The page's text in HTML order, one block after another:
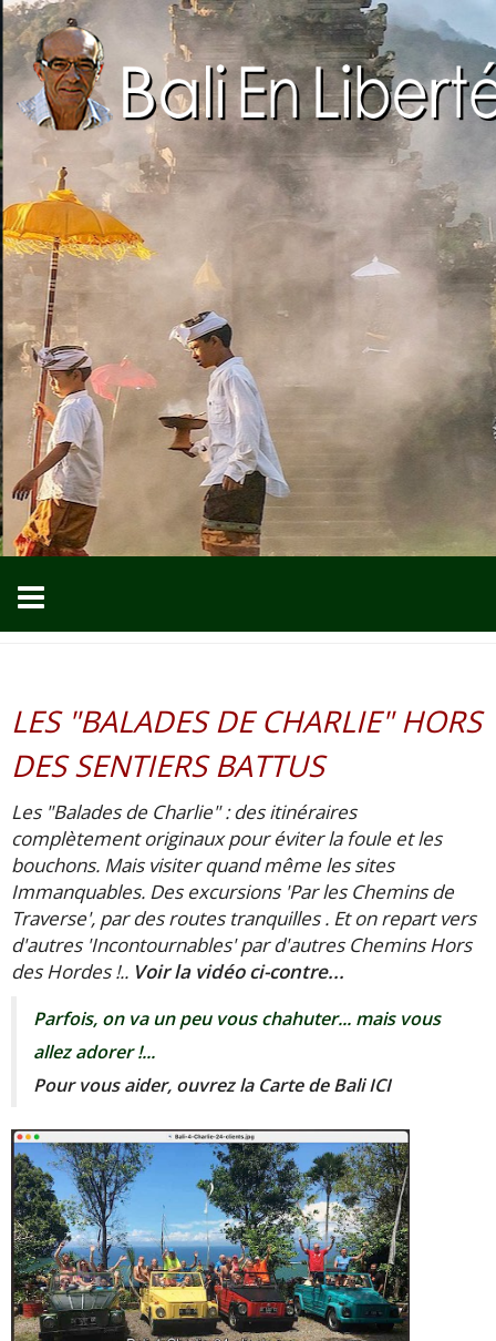
LES "BALADES DE CHARLIE" HORS
DES SENTIERS BATTUS
Les "Balades de Charlie" : des itinéraires
complètement originaux pour éviter la foule et les
bouchons. Mais visiter quand même les sites
Immanquables. Des excursions 'Par les Chemins de
Traverse', par des routes tranquilles . Et on repart vers
d'autres 'Incontournables' par d'autres Chemins Hors
des Hordes !.. Voir la vidéo ci-contre...
Parfois, on va un peu vous chahuter... mais vous
allez adorer !...
Pour vous aider, ouvrez la Carte de Bali ICI